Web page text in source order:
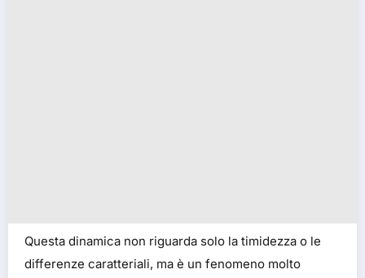
Questa dinamica non riguarda solo la timidezza o le
differenze caratteriali, ma è un fenomeno molto